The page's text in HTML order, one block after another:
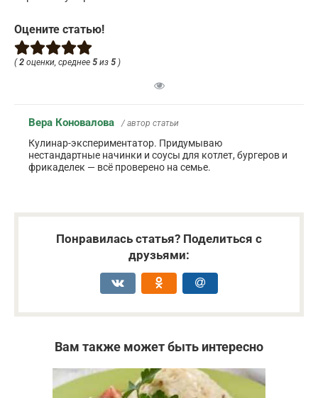
Оцените статью!
( 2 оценки, среднее 5 из 5 )
Вера Коновалова / автор статьи
Кулинар-экспериментатор. Придумываю
нестандартные начинки и соусы для котлет, бургеров и
фрикаделек — всё проверено на семье.
Понравилась статья? Поделиться с
друзьями:
Вам также может быть интересно